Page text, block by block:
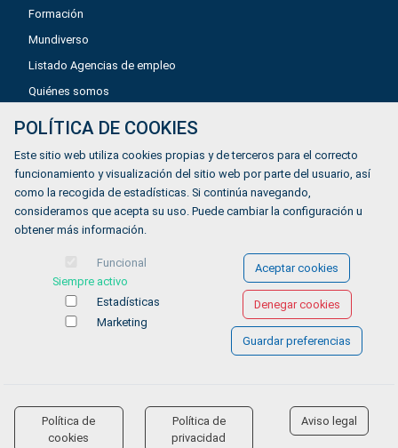
Formación
Mundiverso
Listado Agencias de empleo
Quiénes somos
Política de privacidad
Política de Cookies
Accesibilidad
© COPYRIGHT 2026 Gestionándote.com
POLÍTICA DE COOKIES
Este sitio web utiliza cookies propias y de terceros para el correcto
funcionamiento y visualización del sitio web por parte del usuario, así
como la recogida de estadísticas. Si continúa navegando,
consideramos que acepta su uso. Puede cambiar la configuración u
obtener más información.
Funcional
Siempre activo
Estadísticas
Marketing
Aceptar cookies
Denegar cookies
Guardar preferencias
Política de
cookies
Política de
privacidad
Aviso legal